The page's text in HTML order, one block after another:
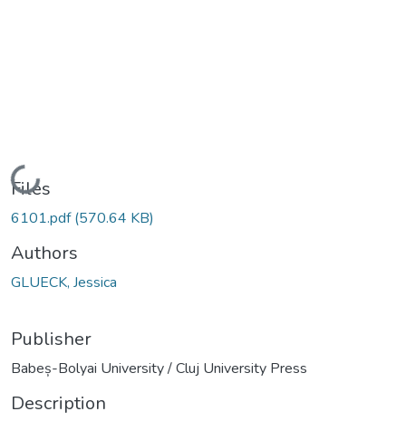
Loading...
Files
6101.pdf(570.64 KB)
Authors
GLUECK, Jessica
Publisher
Babeș-Bolyai University / Cluj University Press
Description